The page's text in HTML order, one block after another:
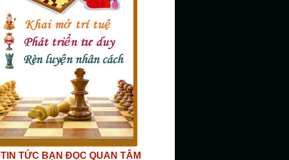
TIN TỨC BẠN ĐỌC QUAN TÂM